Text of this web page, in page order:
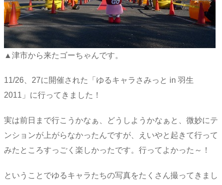
▲津市から来たゴーちゃんです。
11/26、27に開催された「ゆるキャラさみっと in 羽生
2011」に行ってきました！
実は前日まで行こうかなぁ、どうしようかなぁと、微妙にテ
ンションが上がらなかったんですが、えいやと起きて行って
みたところすっごく楽しかったです。行ってよかった～！
ということでゆるキャラたちの写真をたくさん撮ってきまし